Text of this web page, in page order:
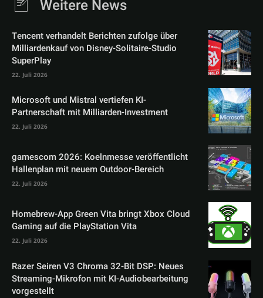
Weitere News
Tencent verhandelt Berichten zufolge über
Milliardenkauf von Disney-Solitaire-Studio
SuperPlay
22. Juli 2026
Microsoft und Mistral vertiefen KI-
Partnerschaft mit Milliarden-Investment
22. Juli 2026
gamescom 2026: Koelnmesse veröffentlicht
Hallenplan mit neuem Outdoor-Bereich
22. Juli 2026
Homebrew-App Green Vita bringt Xbox Cloud
Gaming auf die PlayStation Vita
22. Juli 2026
Razer Seiren V3 Chroma 32-Bit DSP: Neues
Streaming-Mikrofon mit KI-Audiobearbeitung
vorgestellt